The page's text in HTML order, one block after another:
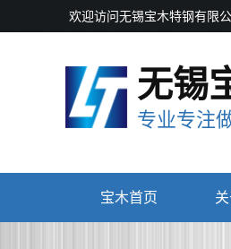
欢迎访问无锡宝木特钢有限
无锡
专业专注
宝木首页 关